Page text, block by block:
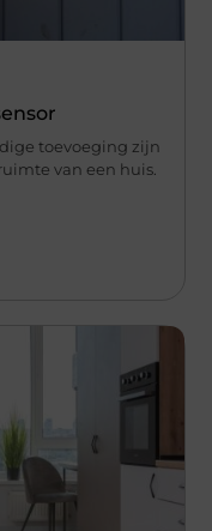
toevoeging zijn
van een huis.